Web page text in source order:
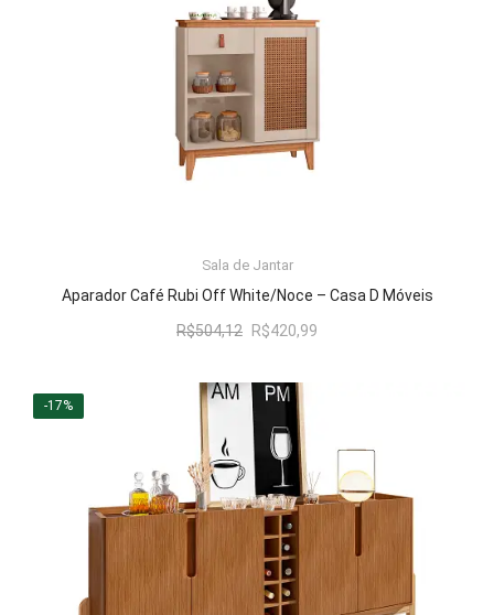
Sala de Jantar
Aparador Café Rubi Off White/Noce – Casa D Móveis
R$504,12 O
era:
R$504,12.
R$420,99
LER MAIS
-17%